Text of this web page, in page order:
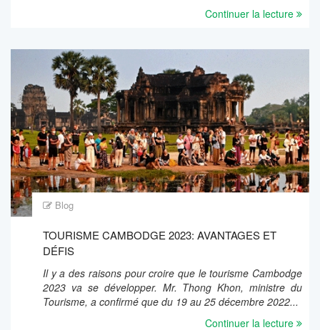
Continuer la lecture
Blog
TOURISME CAMBODGE 2023: AVANTAGES ET
DÉFIS
Il y a des raisons pour croire que le tourisme Cambodge
2023 va se développer. Mr. Thong Khon, ministre du
Tourisme, a confirmé que du 19 au 25 décembre 2022...
Continuer la lecture